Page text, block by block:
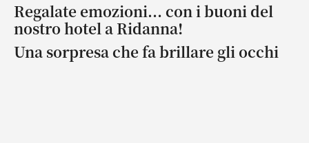
Regalate emozioni… con i buoni del
nostro hotel a Ridanna!
Una sorpresa che fa brillare gli occhi